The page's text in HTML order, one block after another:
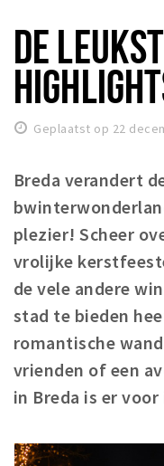
Studentenraad
Studentenroutes
New in town? Check
WONEN
Woonruimte
Inschrijven
Zorgverzekering
Huisarts en eerste
Q&A
KORTING
Breda Student Shop
DE
Geplaatst op 22
Breda verandert
plezier! Scheer
vrolijke
de vele andere
stad te bieden
romantische
vrienden of een
in Breda is er